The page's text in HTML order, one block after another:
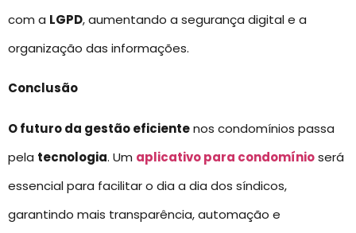
com a LGPD, aumentando a segurança digital e a
organização das informações.
Conclusão
O futuro da gestão eficientenos condomínios passa
pela tecnologia. Um aplicativo para condomínioserá
essencial para facilitar o dia a dia dos síndicos,
garantindo mais transparência, automação e